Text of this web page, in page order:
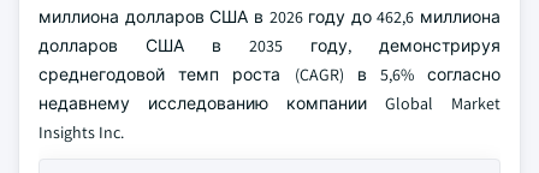
миллиона долларов США в 2026 году до 462,6 миллиона
долларов США в 2035 году, демонстрируя
среднегодовой темп роста (CAGR) в 5,6% согласно
недавнему исследованию компании Global Market
Insights Inc.